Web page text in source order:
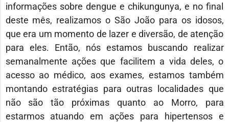
informações sobre dengue e chikungunya, e no final
deste mês, realizamos o São João para os idosos,
que era um momento de lazer e diversão, de atenção
para eles. Então, nós estamos buscando realizar
semanalmente ações que facilitem a vida deles, o
acesso ao médico, aos exames, estamos também
montando estratégias para outras localidades que
não são tão próximas quanto ao Morro, para
estarmos atuando em ações para hipertensos e